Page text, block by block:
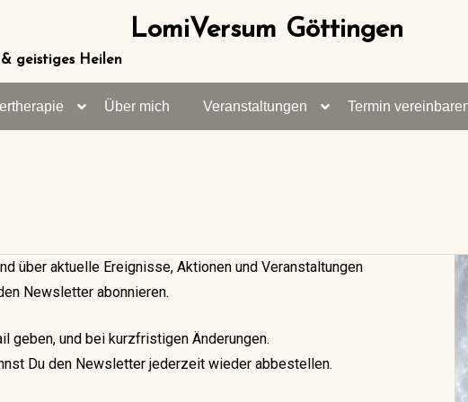
LomiVersum Göttingen
geistiges Heilen
Über mich Veranstaltungen Termin
über aktuelle Ereignisse, Aktionen und Veranstaltungen
Newsletter abonnieren.
geben, und bei kurzfristigen Änderungen.
Du den Newsletter jederzeit wieder abbestellen.